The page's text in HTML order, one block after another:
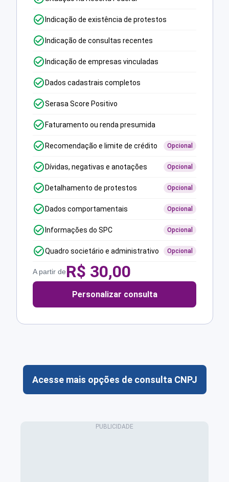
Indicação de existência de protestos
Indicação de consultas recentes
Indicação de empresas vinculadas
Dados cadastrais completos
Serasa Score Positivo
Faturamento ou renda presumida
Recomendação e limite de crédito Opcional
Dívidas, negativas e anotações Opcional
Detalhamento de protestos Opcional
Dados comportamentais Opcional
Informações do SPC Opcional
Quadro societário e administrativo Opcional
A partir deR$ 30,00
Personalizar consulta
Acesse mais opções de consulta CNPJ